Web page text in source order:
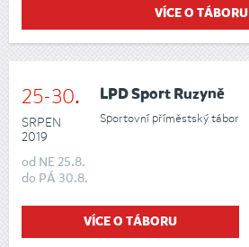
VÍCE O TÁBORU
25-30.
SRPEN
2019
od NE25.8.
do PÁ 30.8.
LPD Sport Ruzyně
Sportovní příměstský tábor
VÍCE O TÁBORU